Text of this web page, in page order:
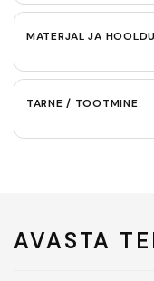
MATERJAL JA
TARNE / TOOTMINE
AVASTA